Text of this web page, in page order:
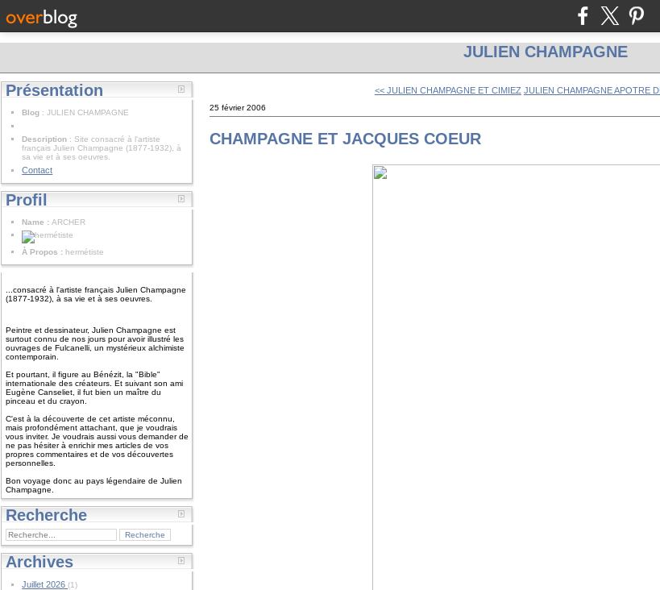
JULIEN CHAMPAGNE
Présentation
Blog : JULIEN CHAMPAGNE
Description : Site consacré à l'artiste
français Julien Champagne (1877-1932), à
sa vie et à ses oeuvres.
Contact
Profil
Name :ARCHER
À Propos : hermétiste
...consacré à l'artiste français Julien Champagne
(1877-1932), à sa vie et à ses oeuvres.
Peintre et dessinateur, Julien Champagne est
surtout connu de nos jours pour avoir illustré les
ouvrages de Fulcanelli, un mystérieux alchimiste
contemporain.
Et pourtant, il figure au Bénézit, la "Bible"
internationale des créateurs. Et suivant son ami
Eugène Canseliet, il fut bien un maître du
pinceau et du crayon.
C'est à la découverte de cet artiste méconnu,
mais profondément attachant, que je voudrais
vous inviter. Je voudrais aussi vous demander de
ne pas hésiter à enrichir mes articles de vos
propres commentaires et de vos découvertes
personnelles.
Bon voyage donc au pays légendaire de Julien
Champagne.
Recherche
Archives
Juillet 2026(1)
<< JULIEN CHAMPAGNE ET CIMIEZ JULIEN CHAMPAGNE APOTRE
25 février 2006
CHAMPAGNE ET JACQUES COEUR